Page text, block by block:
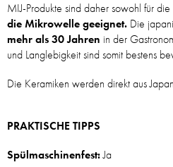
MIJ-Produkte sind daher sowohl für die
die Mikrowelle geeignet. Die
mehr als 30 Jahren in der
und Langlebigkeit sind somit bestens
Die Keramiken werden direkt aus
PRAKTISCHE TIPPS
Spülmaschinenfest:Ja